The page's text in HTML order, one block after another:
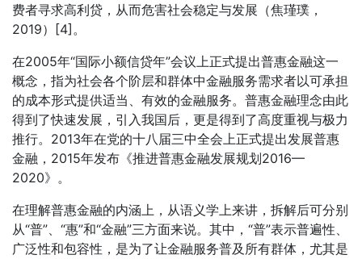
费者寻求高利贷，从而危害社会稳定与发展（焦瑾璞，
2019）[4]。
在2005年“国际小额信贷年”会议上正式提出普惠金融这一
概念，指为社会各个阶层和群体中金融服务需求者以可承担
的成本形式提供适当、有效的金融服务。普惠金融理念由此
得到了快速发展，引入我国后，更是得到了高度重视与极力
推行。2013年在党的十八届三中全会上正式提出发展普惠
金融，2015年发布《推进普惠金融发展规划2016—
2020》。
在理解普惠金融的内涵上，从语义学上来讲，拆解后可分别
从“普”、“惠”和“金融”三方面来说。其中，“普”表示普遍性、
广泛性和包容性，是为了让金融服务普及所有群体，尤其是